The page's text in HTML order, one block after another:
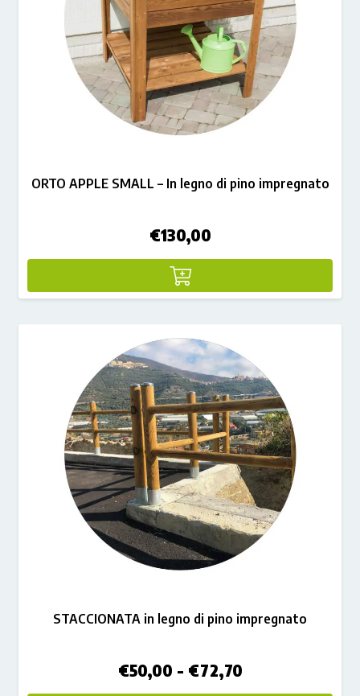
ORTO APPLE SMALL – In legno di pino impregnato
€130,00
STACCIONATA in legno di pino impregnato
€50,00 - €72,70Fascia